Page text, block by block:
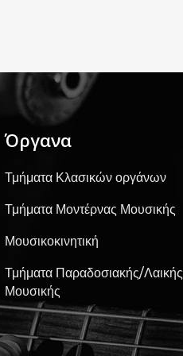
Όργανα
Τμήματα Κλασικών οργάνων
Τμήματα Μοντέρνας Μουσικής
Μουσικοκινητική
Τμήματα Παραδοσιακής/Λαικής
Μουσικής